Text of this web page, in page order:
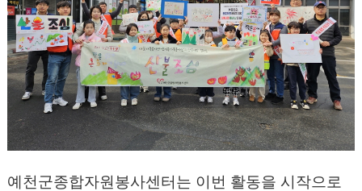
예천군종합자원봉사센터는 이번 활동을 시작으로